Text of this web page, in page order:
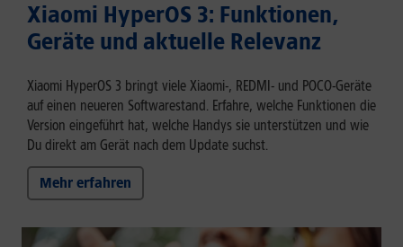
Xiaomi HyperOS 3: Funktionen,
Geräte und aktuelle Relevanz
Xiaomi HyperOS 3 bringt viele Xiaomi-, REDMI- und POCO-Geräte
auf einen neueren Softwarestand. Erfahre, welche Funktionen die
Version eingeführt hat, welche Handys sie unterstützen und wie
Du direkt am Gerät nach dem Update suchst.
Mehr erfahren